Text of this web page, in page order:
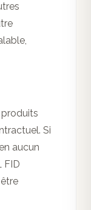
Si
aucun
FID